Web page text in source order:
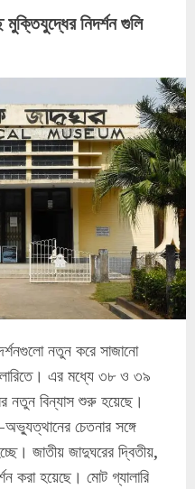
মুক্তিযুদ্ধের নিদর্শন গুলি
নতুন করে সাজানো
এর মধ্যে ৩৮ ও ৩৯
নতুন বিন্যাস শুরু হয়েছে।
চেতনার সঙ্গে
জাতীয় জাদুঘরের দ্বিতীয়,
করা হয়েছে। মোট গ্যালারি